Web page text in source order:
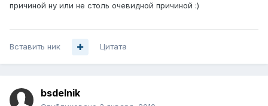
причиной ну или не столь очевидной причиной :)
Вставить ник Цитата
bsdelnik